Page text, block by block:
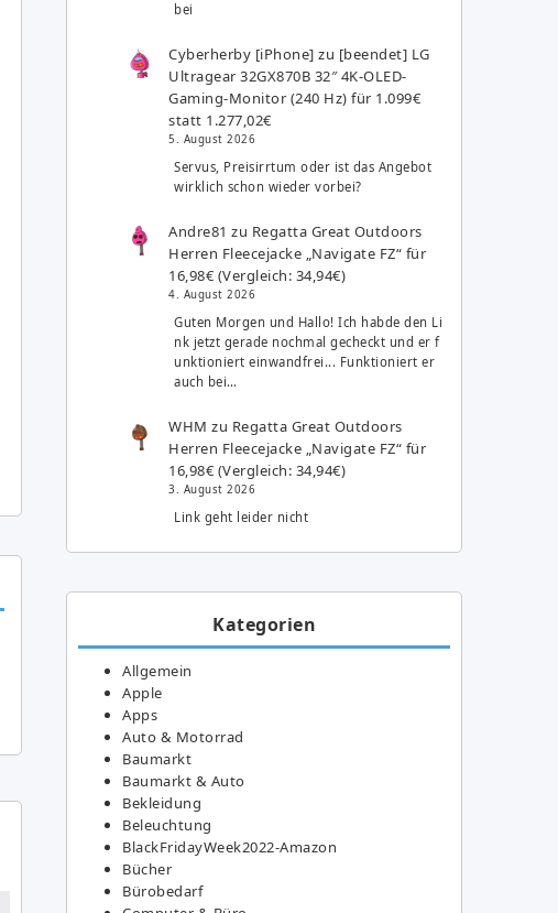
bei
Cyberherby [iPhone] zu [beendet] LG
Ultragear 32GX870B 32″ 4K-OLED-
Gaming-Monitor (240 Hz) für 1.099€
statt 1.277,02€
5. August 2026
Servus, Preisirrtum oder ist das Angebot
wirklich schon wieder vorbei?
Andre81 zu Regatta Great Outdoors
Herren Fleecejacke „Navigate FZ“ für
16,98€ (Vergleich: 34,94€)
4. August 2026
Guten Morgen und Hallo! Ich habde den Li
nk jetzt gerade nochmal gecheckt und er f
unktioniert einwandfrei... Funktioniert er
auch bei…
WHM zu Regatta Great Outdoors
Herren Fleecejacke „Navigate FZ“ für
16,98€ (Vergleich: 34,94€)
3. August 2026
Link geht leider nicht
Kategorien
Allgemein
Apple
Apps
Auto & Motorrad
Baumarkt
Baumarkt & Auto
Bekleidung
Beleuchtung
BlackFridayWeek2022-Amazon
Bücher
Bürobedarf